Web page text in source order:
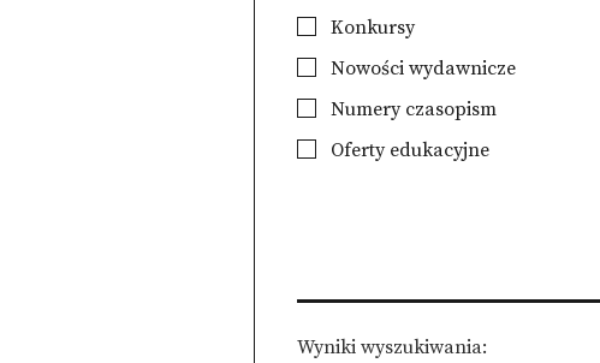
Konkursy
Nowości wydawnicze
Numery czasopism
Oferty edukacyjne
Wyniki wyszukiwania